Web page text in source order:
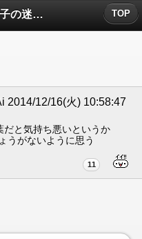
No.47277 腐女子の迷惑行為、ありがちな発言で打線についたコメント TOP
2014/12/16(火) 10:58:47
だと気持ち悪いというか
うがないように思う
11